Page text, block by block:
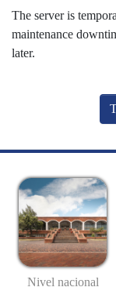
The server is
maintenance
later.
Nivel nacional